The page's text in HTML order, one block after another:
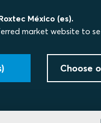
México (es).
market website to
Choose